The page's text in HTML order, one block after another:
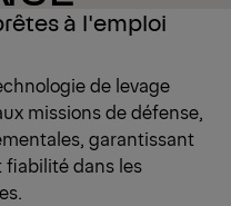
à l'emploi
de levage
missions de défense,
garantissant
fiabilité dans les